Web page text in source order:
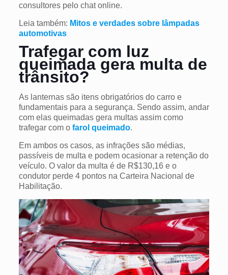
consultores pelo chat online.
Leia também: Mitos e verdades sobre lâmpadas
automotivas
Trafegar com luz
queimada gera multa de
trânsito?
As lanternas são itens obrigatórios do carro e
fundamentais para a segurança. Sendo assim, andar
com elas queimadas gera multas assim como
trafegar com o farol queimado.
Em ambos os casos, as infrações são médias,
passíveis de multa e podem ocasionar a retenção do
veículo. O valor da multa é de R$130,16 e o
condutor perde 4 pontos na Carteira Nacional de
Habilitação.